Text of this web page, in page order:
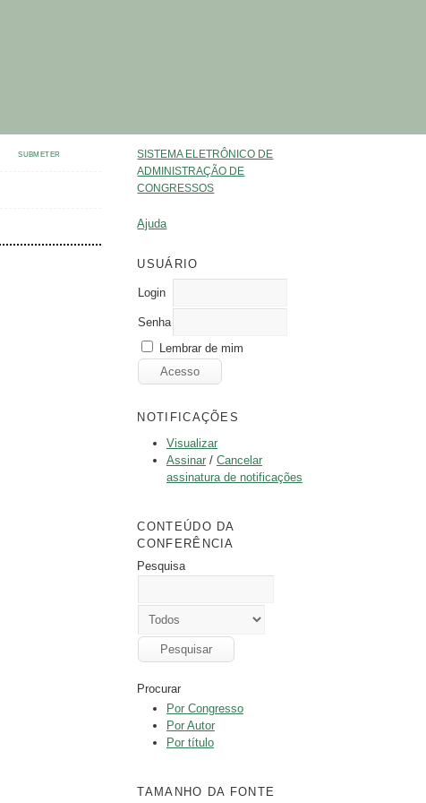
SISTEMA ELETRÔNICO DE
ADMINISTRAÇÃO DE
CONGRESSOS
Ajuda
USUÁRIO
Login
Senha
Lembrar de mim
NOTIFICAÇÕES
Visualizar
Assinar/ Cancelar
assinatura de notificações
CONTEÚDO DA
CONFERÊNCIA
Pesquisa
Procurar
Por Congresso
Por Autor
Por título
TAMANHO DA FONTE
SUBMETER